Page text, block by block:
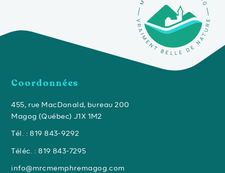
Coordonnées
455, rue MacDonald, bureau 200
Magog (Québec) J1X 1M2
Tél. : 819 843-9292
Téléc. : 819 843-7295
info@mrcmemphremagog.com